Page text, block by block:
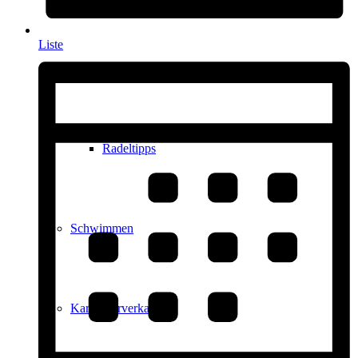
Radeltipps
Schwimmen
Kartenvorverkauf
Liste